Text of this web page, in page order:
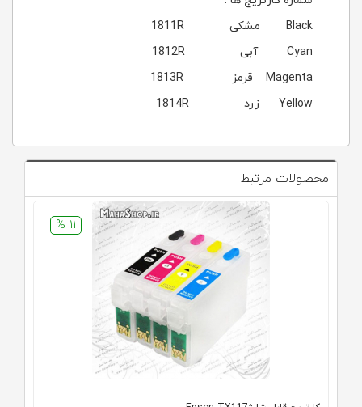
Black مشکی 1811R
Cyan آبی 1812R
Magenta قرمز 1813R
Yellow زرد 1814R
محصولات مرتبط
11 %